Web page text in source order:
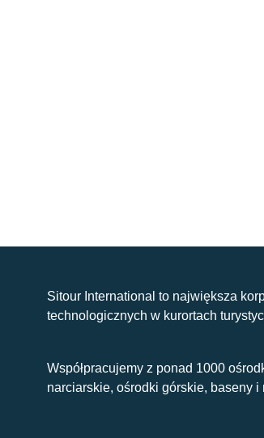
Sitour International to największa
technologicznych w kurortach
Współpracujemy z ponad 1000
narciarskie, ośrodki górskie, baseny i